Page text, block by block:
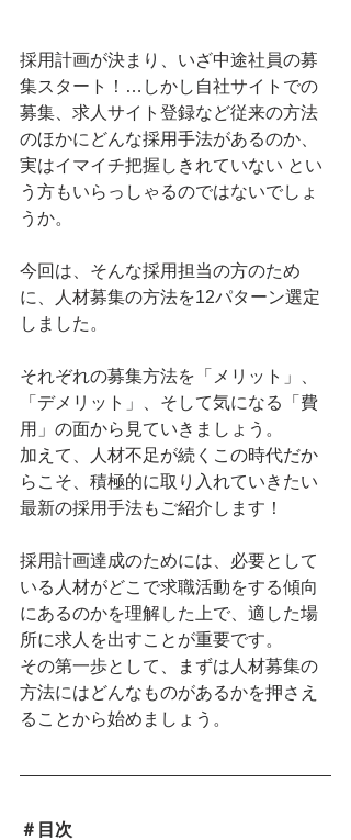
採用計画が決まり、いざ中途社員の募
集スタート！…しかし自社サイトでの
募集、求人サイト登録など従来の方法
のほかにどんな採用手法があるのか、
実はイマイチ把握しきれていない とい
う方もいらっしゃるのではないでしょ
うか。
今回は、そんな採用担当の方のため
に、人材募集の方法を12パターン選定
しました。
それぞれの募集方法を「メリット」、
「デメリット」、そして気になる「費
用」の面から見ていきましょう。
加えて、人材不足が続くこの時代だか
らこそ、積極的に取り入れていきたい
最新の採用手法もご紹介します！
採用計画達成のためには、必要として
いる人材がどこで求職活動をする傾向
にあるのかを理解した上で、適した場
所に求人を出すことが重要です。
その第一歩として、まずは人材募集の
方法にはどんなものがあるかを押さえ
ることから始めましょう。
＃目次